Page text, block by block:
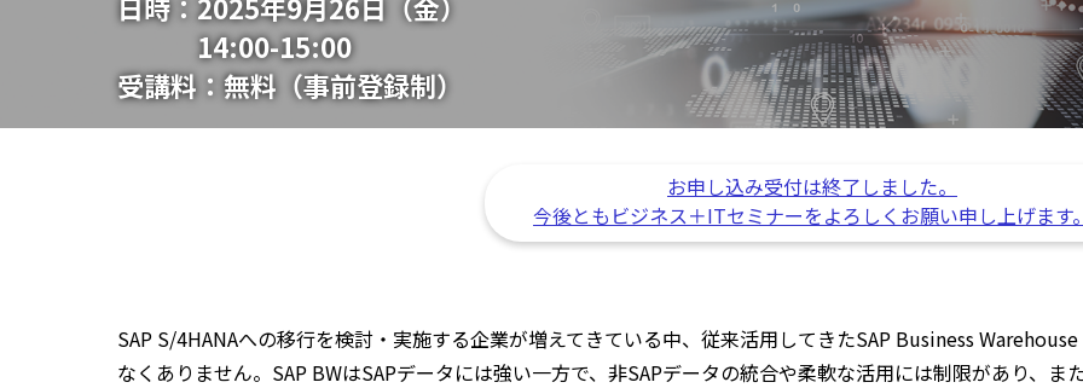
14:00-15:00
受講料：無料（事前登録制）
お申し込み受付は終了しました。
今後ともビジネス＋ITセミナーをよろしくお願い申し上げます
SAP S/4HANAへの移行を検討・実施する企業が増えてきている中、従来活用してきたSAP Business
なくありません。SAP BWはSAPデータには強い一方で、非SAPデータの統合や柔軟な活用には制限があり、ま